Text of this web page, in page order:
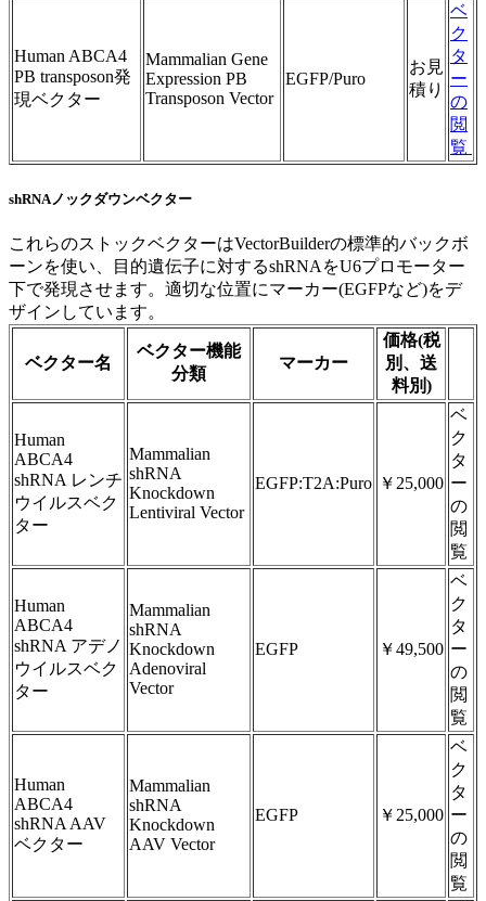
Human ABCA4
PB transposon発
現ベクター
Mammalian Gene
Expression PB
Transposon Vector
EGFP/Puro
お見
積り
ベ
ク
タ
ー
の
閲
覧
shRNAノックダウンベクター
これらのストックベクターはVectorBuilderの標準的バックボ
ーンを使い、目的遺伝子に対するshRNAをU6プロモーター
下で発現させます。適切な位置にマーカー(EGFPなど)をデ
ザインしています。
ベクター名
ベクター機能
分類
マーカー
価格(税
別、送
料別)
Human
ABCA4
shRNA レンチ
ウイルスベク
ター
Mammalian
shRNA
Knockdown
Lentiviral Vector
EGFP:T2A:Puro ￥25,000
ベ
ク
タ
ー
の
閲
覧
Human
ABCA4
shRNA アデノ
ウイルスベク
ター
Mammalian
shRNA
Knockdown
Adenoviral
Vector
EGFP ￥49,500
ベ
ク
タ
ー
の
閲
覧
Human
ABCA4
shRNA AAV
ベクター
Mammalian
shRNA
Knockdown
AAV Vector
EGFP ￥25,000
ベ
ク
タ
ー
の
閲
覧